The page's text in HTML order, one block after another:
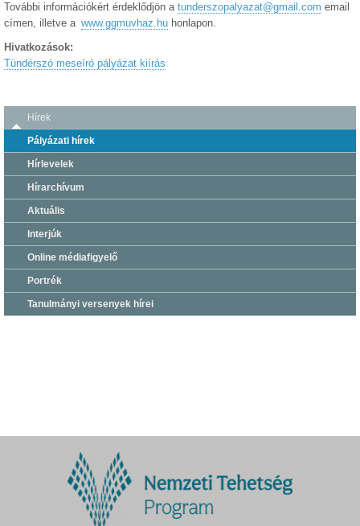
További információkért érdeklődjön a tunderszopalyazat@gmail.com email
címen, illetve a www.ggmuvhaz.hu honlapon.
Hivatkozások:
Tündérszó meseíró pályázat kiírás
Hírek
Pályázati hírek
Hírlevelek
Hírarchívum
Aktuális
Interjúk
Online médiafigyelő
Portrék
Tanulmányi versenyek hírei